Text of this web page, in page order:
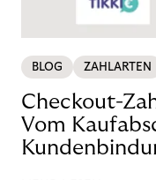
BLOG ZAHLARTEN
Checkout-
Vom